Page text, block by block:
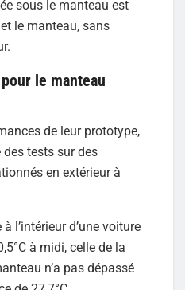
sous le manteau est
le manteau, sans
le manteau
de leur prototype,
des tests sur des
en extérieur à
l’intérieur d’une voiture
à midi, celle de la
n’a pas dépassé